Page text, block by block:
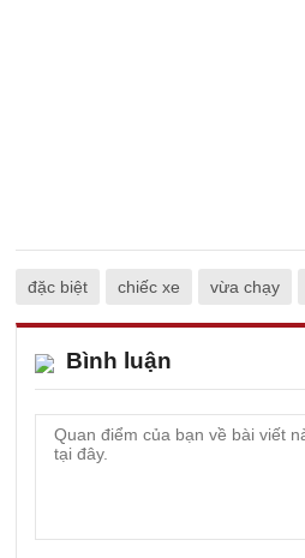
đặc biệt chiếc xe vừa chạy
Bình luận